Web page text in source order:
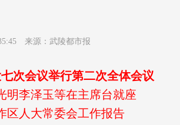
来源：武陵都市报
次会议举行第二次全体会议
明李泽玉等在主席台就座
区人大常委会工作报告